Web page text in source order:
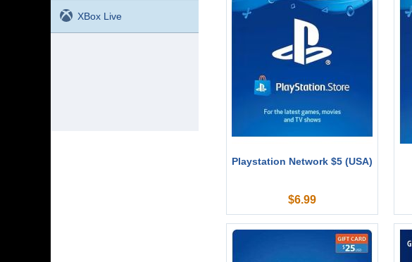
XBox Live
Playstation Network $5 (USA)
$6.99